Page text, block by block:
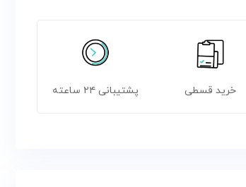
خرید قسطی پشتیبانی ۲۴ ساعته